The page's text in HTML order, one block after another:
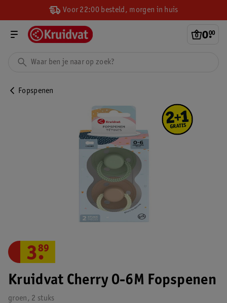
Voor 22:00 besteld, morgen in huis
0.
00
Fopspenen
Kruidvat Cherry 0-6M Fopspenen
groen, 2 stuks
3.
89